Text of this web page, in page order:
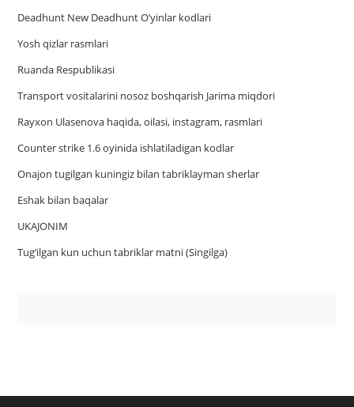
Deadhunt New Deadhunt O’yinlar kodlari
Yosh qizlar rasmlari
Ruanda Respublikasi
Trаnsport vositаlаrini nosoz boshqаrish Jаrimа miqdori
Rayxon Ulasenova haqida, oilasi, instagram, rasmlari
Counter strike 1.6 oyinida ishlatiladigan kodlar
Onajon tugilgan kuningiz bilan tabriklayman sherlar
Eshak bilan baqalar
UKAJONIM
Tug‘ilgan kun uchun tabriklar matni (Singilga)